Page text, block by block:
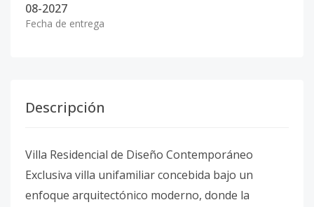
08-2027
Fecha de entrega
Descripción
Villa Residencial de Diseño Contemporáneo
Exclusiva villa unifamiliar concebida bajo un
enfoque arquitectónico moderno, donde la